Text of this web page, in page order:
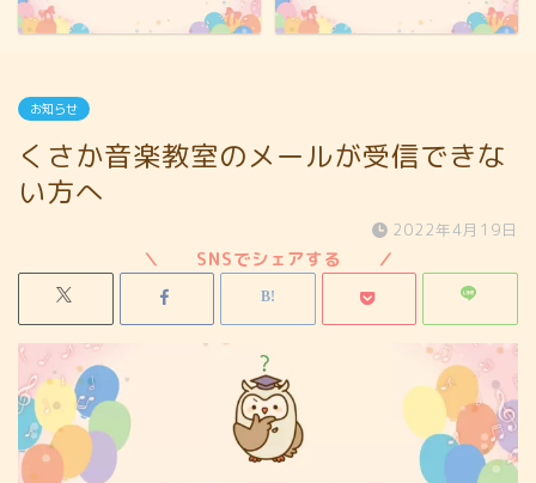
お知らせ
くさか音楽教室のメールが受信できな
い方へ
2022年4月19日